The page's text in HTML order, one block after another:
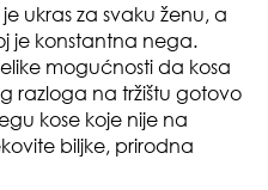
ukras za svaku ženu, a
je konstantna nega.
mogućnosti da kosa
razloga na tržištu gotovo
kose koje nije na
biljke, prirodna